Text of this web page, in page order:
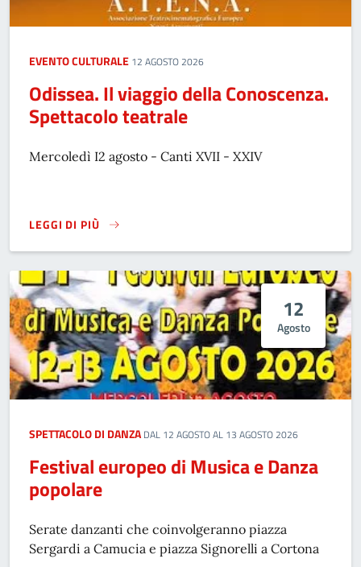
EVENTO CULTURALE 12 AGOSTO 2026
Odissea. Il viaggio della Conoscenza.
Spettacolo teatrale
Mercoledì I2 agosto - Canti XVII - XXIV
LEGGI DI PIÙ
ODISSEA. IL VIAGGIO DELLA CONOSCENZA. SPETTACOLO
12
Agosto
SPETTACOLO DI DANZA DAL 12 AGOSTO AL 13 AGOSTO 2026
Festival europeo di Musica e Danza
popolare
Serate danzanti che coinvolgeranno piazza
Sergardi a Camucia e piazza Signorelli a Cortona